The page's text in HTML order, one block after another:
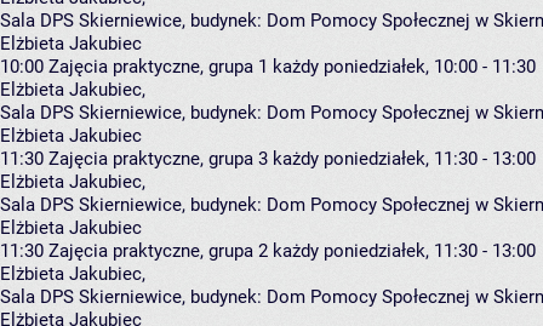
Sala DPS Skierniewice, budynek: Dom Pomocy Społecznej w
Elżbieta Jakubiec
10:00 Zajęcia praktyczne, grupa 1 każdy poniedziałek, 10:00 - 11:30
Elżbieta Jakubiec,
Sala DPS Skierniewice, budynek: Dom Pomocy Społecznej w
Elżbieta Jakubiec
11:30 Zajęcia praktyczne, grupa 3 każdy poniedziałek, 11:30 - 13:00
Elżbieta Jakubiec,
Sala DPS Skierniewice, budynek: Dom Pomocy Społecznej w
Elżbieta Jakubiec
11:30 Zajęcia praktyczne, grupa 2 każdy poniedziałek, 11:30 - 13:00
Elżbieta Jakubiec,
Sala DPS Skierniewice, budynek: Dom Pomocy Społecznej w
Elżbieta Jakubiec